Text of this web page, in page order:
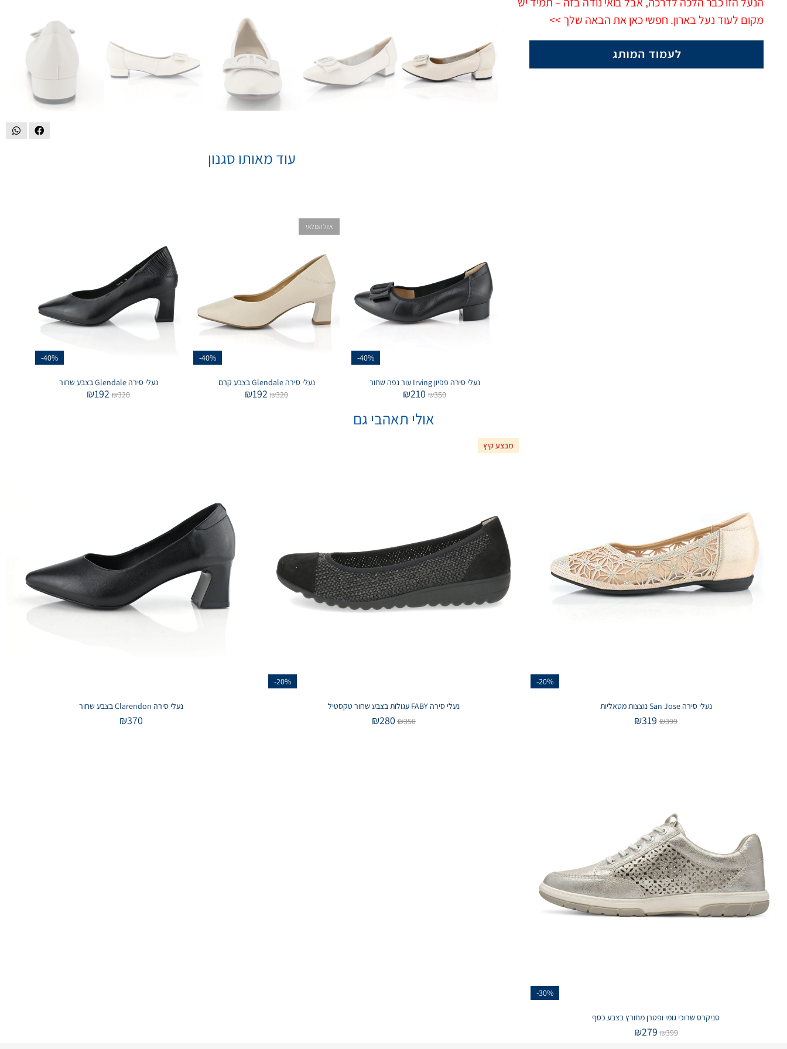
מקום לעוד נעל בארון. חפשי כאן את הבאה שלך >>
עוד מאותו סגנון
-40%
נעלי סירה פפיון Irving עור נפה שחור
₪350
₪210
-40%
אזל המלאי
נעלי סירה Glendale בצבע קרם
₪320
₪192
-40%
נעלי סירה Glendale בצבע שחור
₪320
₪192
אולי תאהבי גם
-20%
נעלי סירה San Jose נוצצות מטאליות
₪399
₪319
מבצע קיץ
-20%
נעלי סירה FABY עגולות בצבע שחור טקסטיל
₪350
₪280
נעלי סירה Clarendon בצבע שחור
₪370
-30%
סניקרס שרוכי גומי ופטרן מחורץ בצבע כסף
₪399
₪279